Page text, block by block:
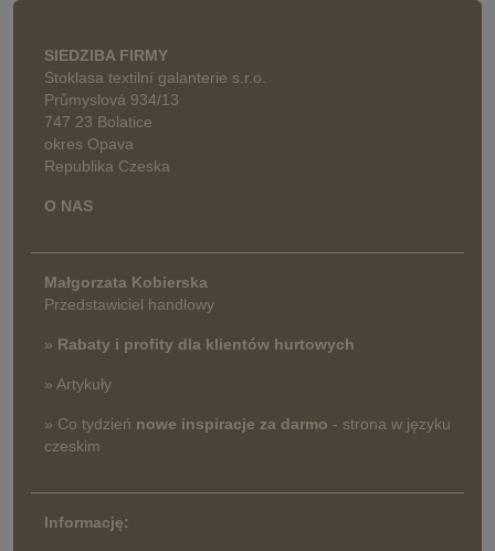
SIEDZIBA FIRMY
Stoklasa textilní galanterie s.r.o.
Průmyslová 934/13
747 23 Bolatice
okres Opava
Republika Czeska
O NAS
Małgorzata Kobierska
Przedstawiciel handlowy
» Rabaty i profity dla klientów hurtowych
» Artykuły
» Co tydzień nowe inspiracje za darmo - strona w języku
czeskim
Informację: